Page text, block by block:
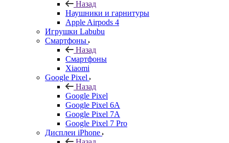
Назад
Наушники и гарнитуры
Apple Airpods 4
Игрушки Labubu
Смартфоны
Назад
Смартфоны
Xiaomi
Google Pixel
Назад
Google Pixel
Google Pixel 6A
Google Pixel 7А
Google Pixel 7 Pro
Дисплеи iPhone